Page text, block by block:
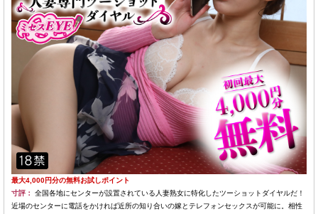
最大4,000円分の無料お試しポイント
寸評：
全国各地にセンターが設置されている人妻熟女に特化したツーショットダイヤルだ！
近場のセンターに電話をかければ近所の知り合いの嫁とテレフォンセックスが可能に。相性